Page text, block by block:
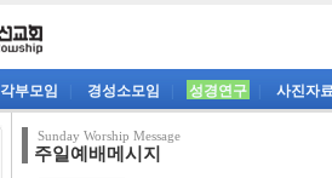
각부모임 경성소모임 성경연구 사진자
Sunday Worship Message
주일예배메시지